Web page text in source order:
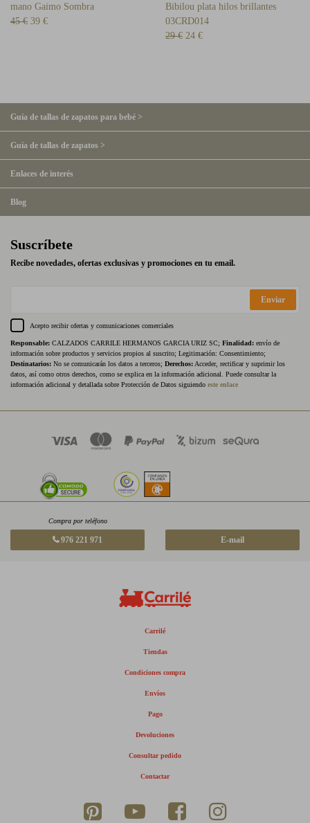
mano Gaimo Sombra
45 € 39 €
Bibilou plata hilos brillantes
03CRD014
29 € 24 €
Guía de tallas de zapatos para bebé >
Guía de tallas de zapatos >
Enlaces de interés
Blog
Suscríbete
Recibe novedades, ofertas exclusivas y promociones en tu email.
Enviar
Acepto recibir ofertas y comunicaciones comerciales
Responsable: CALZADOS CARRILE HERMANOS GARCIA URIZ SC; Finalidad: envío de
información sobre productos y servicios propios al suscrito; Legitimación: Consentimiento;
Destinatarios: No se comunicarán los datos a terceros; Derechos: Acceder, rectificar y suprimir los
datos, así como otros derechos, como se explica en la información adicional. Puede consultar la
información adicional y detallada sobre Protección de Datos siguiendo este enlace
Compra por teléfono
976 221 971 E-mail
Carrilé
Tiendas
Condiciones compra
Envíos
Pago
Devoluciones
Consultar pedido
Contactar